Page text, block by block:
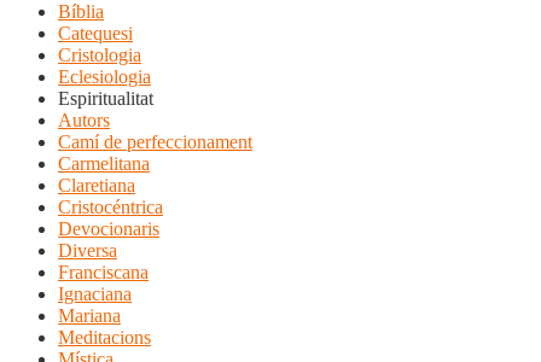
Bíblia
Catequesi
Cristologia
Eclesiologia
Espiritualitat
Autors
Camí de perfeccionament
Carmelitana
Claretiana
Cristocéntrica
Devocionaris
Diversa
Franciscana
Ignaciana
Mariana
Meditacions